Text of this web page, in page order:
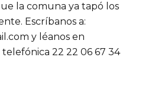
la comuna ya tapó los
Escríbanos a:
y léanos en
22 22 06 67 34